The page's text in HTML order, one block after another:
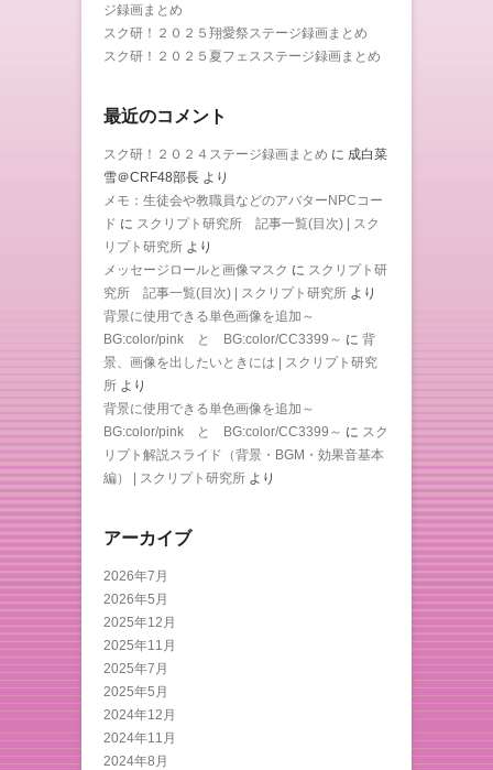
ジ録画まとめ
スク研！２０２５翔愛祭ステージ録画まとめ
スク研！２０２５夏フェスステージ録画まとめ
最近のコメント
スク研！２０２４ステージ録画まとめ に 成白菜
雪＠CRF48部長 より
メモ：生徒会や教職員などのアバターNPCコー
ド に スクリプト研究所 記事一覧(目次) | スク
リプト研究所 より
メッセージロールと画像マスク に スクリプト研
究所 記事一覧(目次) | スクリプト研究所 より
背景に使用できる単色画像を追加～
BG:color/pink と BG:color/CC3399～ に 背
景、画像を出したいときには | スクリプト研究
所 より
背景に使用できる単色画像を追加～
BG:color/pink と BG:color/CC3399～ に スク
リプト解説スライド（背景・BGM・効果音基本
編） | スクリプト研究所 より
アーカイブ
2026年7月
2026年5月
2025年12月
2025年11月
2025年7月
2025年5月
2024年12月
2024年11月
2024年8月